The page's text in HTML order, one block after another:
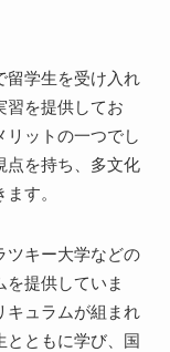
留学生を受け入れ
習を提供してお
リットの一つでし
点を持ち、多文化
す。
ツキー大学などの
を提供していま
キュラムが組まれ
ともに学び、国